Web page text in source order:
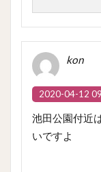
kon
2020-04-12
池田公園付近
いですよ